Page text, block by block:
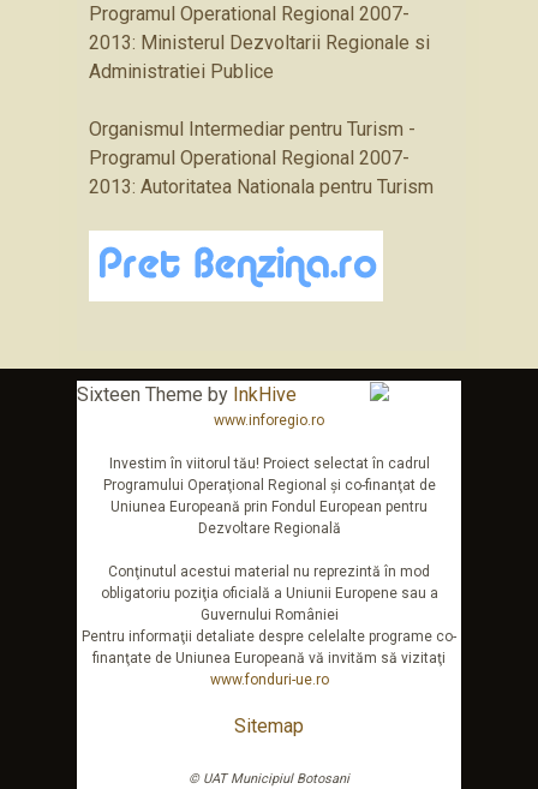
Programul Operational Regional 2007-
2013: Ministerul Dezvoltarii Regionale si
Administratiei Publice
Organismul Intermediar pentru Turism -
Programul Operational Regional 2007-
2013: Autoritatea Nationala pentru Turism
Sixteen Theme by InkHive
www.inforegio.ro
Investim în viitorul tău! Proiect selectat în cadrul
Programului Operaţional Regional şi co-finanţat de
Uniunea Europeană prin Fondul European pentru
Dezvoltare Regională
Conţinutul acestui material nu reprezintă în mod
obligatoriu poziţia oficială a Uniunii Europene sau a
Guvernului României
Pentru informaţii detaliate despre celelalte programe co-
finanţate de Uniunea Europeană vă invităm să vizitaţi
www.fonduri-ue.ro
Sitemap
© UAT Municipiul Botosani